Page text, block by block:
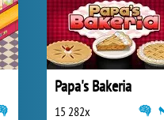
Papa's Bakeria
15 282x